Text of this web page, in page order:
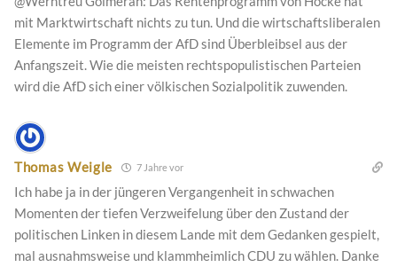
mit Marktwirtschaft nichts zu tun. Und die wirtschaftsliberalen
Elemente im Programm der AfD sind Überbleibsel aus der
Anfangszeit. Wie die meisten rechtspopulistischen Parteien
wird die AfD sich einer völkischen Sozialpolitik zuwenden.
Thomas Weigle 7 Jahre vor
Ich habe ja in der jüngeren Vergangenheit in schwachen
Momenten der tiefen Verzweifelung über den Zustand der
politischen Linken in diesem Lande mit dem Gedanken gespielt,
mal ausnahmsweise und klammheimlich CDU zu wählen. Danke